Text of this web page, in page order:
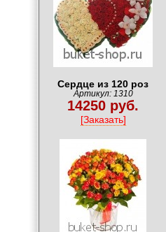
Сердце из 120 роз
Артикул: 1310
14250 руб.
[Заказать]